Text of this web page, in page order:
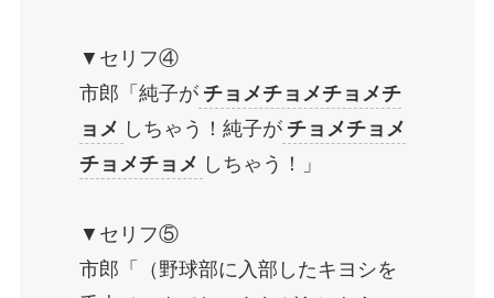
▼セリフ④
市郎「純子が チョメチョメチョメチ
ョメ しちゃう！純子が チョメチョメ
チョメチョメ しちゃう！」
▼セリフ⑤
市郎「（野球部に入部したキヨシを